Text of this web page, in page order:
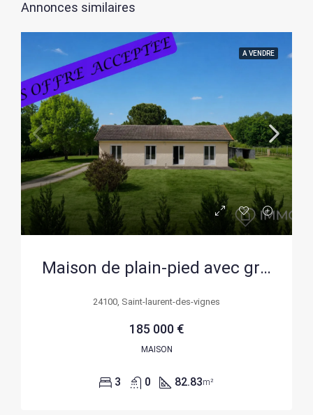
Annonces similaires
A VENDRE
Maison de plain-pied avec grand terrain proche Bergerac, calme et vue campagne
24100, Saint-laurent-des-vignes
185 000 €
MAISON
3 0 82.83m²